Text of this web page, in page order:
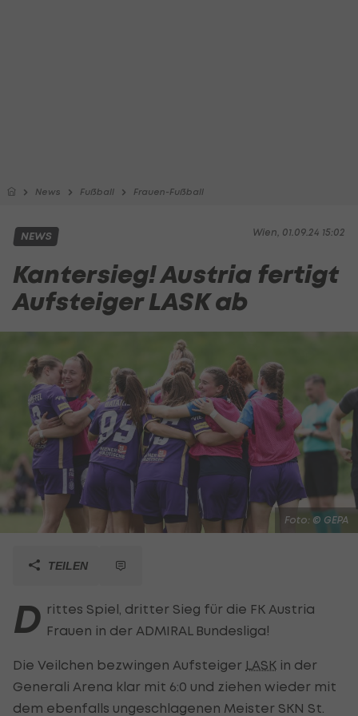
News Fußball Frauen-Fußball
Wien, 01.09.24 15:02
NEWS
Kantersieg! Austria fertigt
Aufsteiger LASK ab
Foto: © GEPA
TEILEN
D rittes Spiel, dritter Sieg für die FK Austria
Frauen in der ADMIRAL Bundesliga!
Die Veilchen bezwingen Aufsteiger LASK in der
Generali Arena klar mit 6:0 und ziehen wieder mit
dem ebenfalls ungeschlagenen Meister SKN St.